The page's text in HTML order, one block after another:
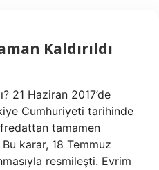
Kaldırıldı
21 Haziran 2017’de
Cumhuriyeti tarihinde
tamamen
karar, 18 Temmuz
resmileşti. Evrim